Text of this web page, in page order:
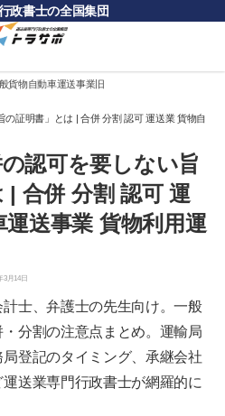
政書士の全国集団
貨物自動車運送事業旧
証明書」とは | 合併 分割 認可 運送業 貨物自
認可を要しない旨
| 合併 分割 認可 運
送事業 貨物利用運
3月14日
士、弁護士の先生向け。一般
分割の注意点まとめ。運輸局
登記のタイミング、承継会社
送業専門行政書士が網羅的に